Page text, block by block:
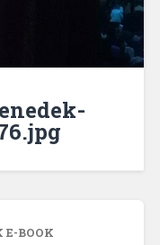
E-BOOK